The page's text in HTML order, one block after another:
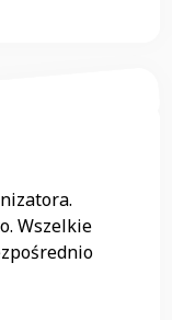
Wszelkie